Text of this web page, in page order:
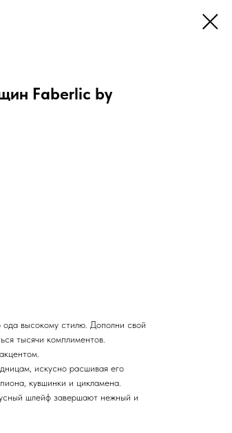
Faberlic by
высокому стилю. Дополни свой
тысячи комплиментов.
искусно расшивая его
кувшинки и цикламена.
шлейф завершают нежный и